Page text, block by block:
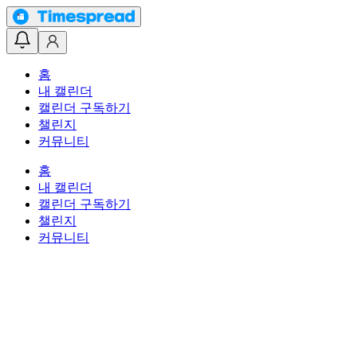
홈
내 캘린더
캘린더 구독하기
챌린지
커뮤니티
홈
내 캘린더
캘린더 구독하기
챌린지
커뮤니티